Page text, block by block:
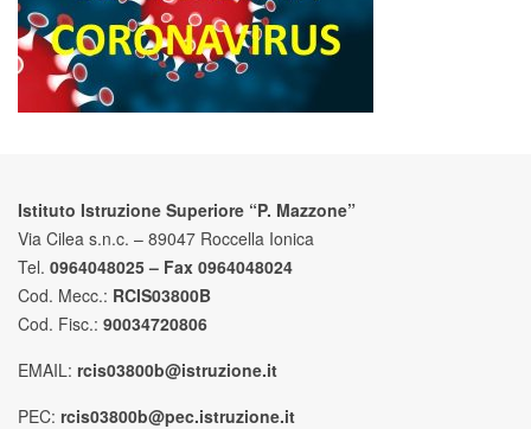
Istituto Istruzione Superiore “P. Mazzone”
Via Cilea s.n.c. – 89047 Roccella Ionica
Tel. 0964048025 – Fax 0964048024
Cod. Mecc.: RCIS03800B
Cod. Fisc.: 90034720806
EMAIL: rcis03800b@istruzione.it
PEC: rcis03800b@pec.istruzione.it